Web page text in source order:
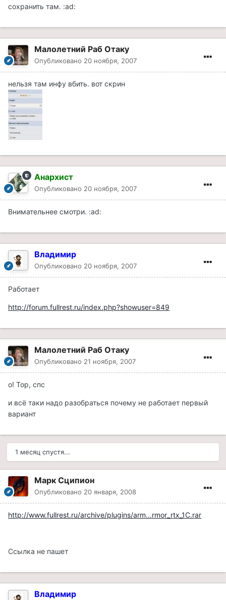
сохранить там. :ad:
Малолетний Раб Отаку
Опубликовано 20 ноября, 2007
нельзя там инфу вбить. вот скрин
Анархист
Опубликовано 20 ноября, 2007
Внимательнее смотри. :ad:
Владимир
Опубликовано 20 ноября, 2007
Работает
http://forum.fullrest.ru/index.php?showuser=849
Малолетний Раб Отаку
Опубликовано 21 ноября, 2007
о! Тор, спс
и всё таки надо разобраться почему не работает первый
вариант
1 месяц спустя...
Марк Сципион
Опубликовано 20 января, 2008
http://www.fullrest.ru/archive/plugins/arm...rmor_rtx_1С.rar
Ссылка не пашет
Владимир